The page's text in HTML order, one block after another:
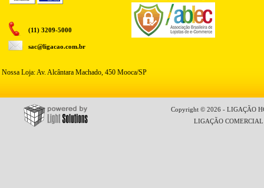
(11) 3209-5000
sac@ligacao.com.br
Nossa Loja: Av. Alcântara Machado, 450 Mooca/SP
Copyright © 2026 - LIGAÇÃO
LIGAÇÃO